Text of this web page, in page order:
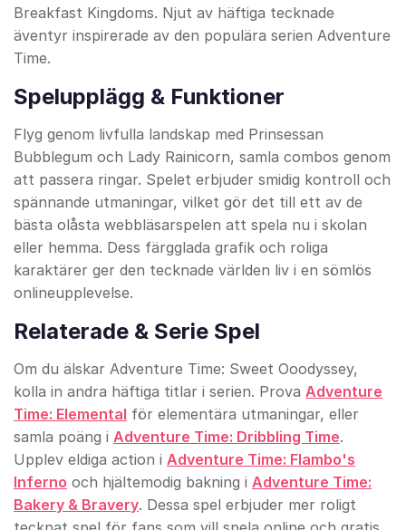
Breakfast Kingdoms. Njut av häftiga tecknade
äventyr inspirerade av den populära serien Adventure
Time.
Spelupplägg & Funktioner
Flyg genom livfulla landskap med Prinsessan
Bubblegum och Lady Rainicorn, samla combos genom
att passera ringar. Spelet erbjuder smidig kontroll och
spännande utmaningar, vilket gör det till ett av de
bästa olåsta webbläsarspelen att spela nu i skolan
eller hemma. Dess färgglada grafik och roliga
karaktärer ger den tecknade världen liv i en sömlös
onlineupplevelse.
Relaterade & Serie Spel
Om du älskar Adventure Time: Sweet Ooodyssey,
kolla in andra häftiga titlar i serien. Prova Adventure
Time: Elemental för elementära utmaningar, eller
samla poäng i Adventure Time: Dribbling Time.
Upplev eldiga action i Adventure Time: Flambo's
Inferno och hjältemodig bakning i Adventure Time:
Bakery & Bravery. Dessa spel erbjuder mer roligt